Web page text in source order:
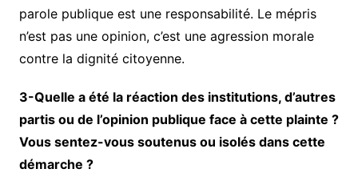
parole publique est une responsabilité. Le mépris
n’est pas une opinion, c’est une agression morale
contre la dignité citoyenne.
3-Quelle a été la réaction des institutions, d’autres
partis ou de l’opinion publique face à cette plainte ?
Vous sentez-vous soutenus ou isolés dans cette
démarche ?